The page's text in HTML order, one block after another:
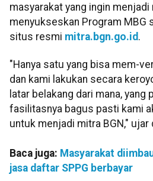
masyarakat yang ingin
menyukseskan Program MBG
situs resmi mitra.bgn.go.id .
"Hanya satu yang bisa mem-
dan kami lakukan secara
latar belakang dari mana, yang
fasilitasnya bagus pasti kami
untuk menjadi mitra BGN," ujar
Baca juga: Masyarakat
jasa daftar SPPG berbayar